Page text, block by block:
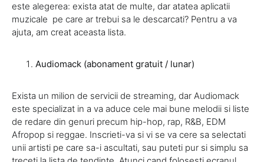
este alegerea: exista atat de multe, dar atatea aplicatii
muzicale pe care ar trebui sa le descarcati? Pentru a va
ajuta, am creat aceasta lista.
Audiomack (abonament gratuit / lunar)
Exista un milion de servicii de streaming, dar Audiomack
este specializat in a va aduce cele mai bune melodii si liste
de redare din genuri precum hip-hop, rap, R&B, EDM
Afropop si reggae. Inscrieti-va si vi se va cere sa selectati
unii artisti pe care sa-i ascultati, sau puteti pur si simplu sa